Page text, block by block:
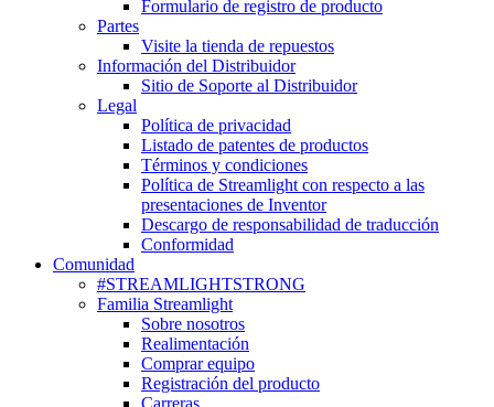
Formulario de registro de producto
Partes
Visite la tienda de repuestos
Información del Distribuidor
Sitio de Soporte al Distribuidor
Legal
Política de privacidad
Listado de patentes de productos
Términos y condiciones
Política de Streamlight con respecto a las
presentaciones de Inventor
Descargo de responsabilidad de traducción
Conformidad
Comunidad
#STREAMLIGHTSTRONG
Familia Streamlight
Sobre nosotros
Realimentación
Comprar equipo
Registración del producto